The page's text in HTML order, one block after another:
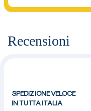
Recensioni
SPEDIZIONE VELOCE
IN TUTTA ITALIA